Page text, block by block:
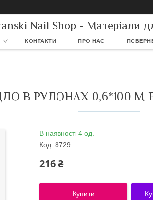
Nail Shop - Матеріали
КОНТАКТИ ПРО НАС
В РУЛОНАХ 0,6*100 М
В наявності 4 од.
Код:8729
216 ₴
Купити